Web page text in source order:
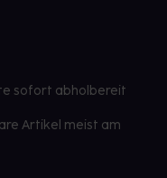
sofort abholbereit
Artikel meist am